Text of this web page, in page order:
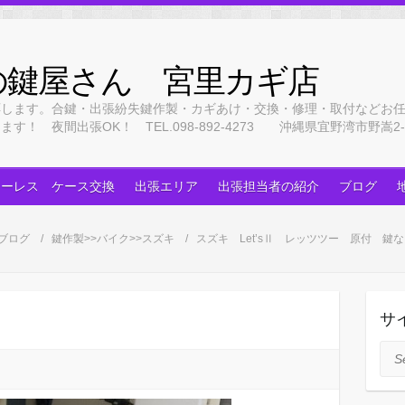
鍵屋さん 宮里カギ店
ます。合鍵・出張紛失鍵作製・カギあけ・交換・修理・取付などお
ます！ 夜間出張OK！ TEL.098-892-4273 沖縄県宜野湾市野嵩
レス ケース交換 出張エリア 出張担当者の紹介 ブログ
ログ 鍵作製>>バイク>>スズキ スズキ Let’sⅡ レッツツー 原付 鍵な
サ